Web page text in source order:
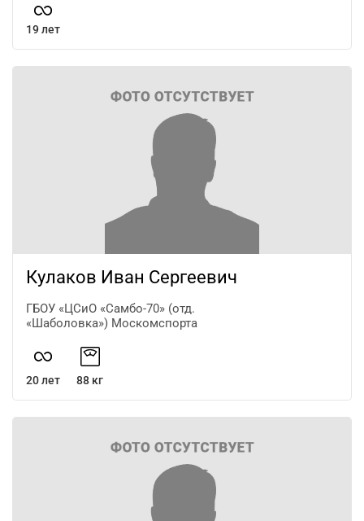
19 лет
Кулаков Иван Сергеевич
ГБОУ «ЦСиО «Самбо-70» (отд.
«Шаболовка») Москомспорта
20 лет 88 кг